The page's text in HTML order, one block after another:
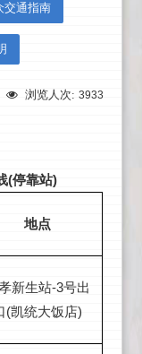
交通指南
浏览人次: 3933
(停靠站)
地点
新生站-3号出
(凯统大饭店)